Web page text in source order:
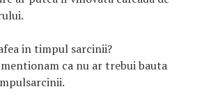
in timpul sarcinii?
ca nu ar trebui bauta